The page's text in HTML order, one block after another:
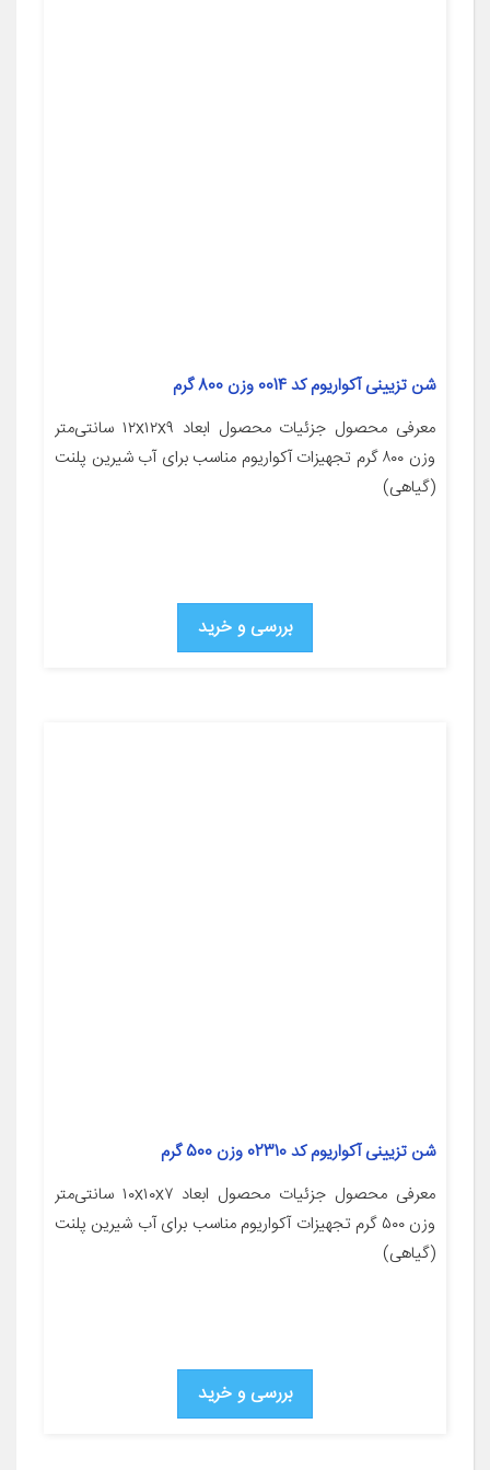
شن تزیینی آکواریوم کد 0014 وزن 800 گرم
معرفی محصول جزئیات محصول ابعاد ۱۲x۱۲x۹ سانتی‌متر
وزن ۸۰۰ گرم تجهیزات آکواریوم مناسب برای آب شیرین پلنت
(گیاهی)
بررسی و خرید
شن تزیینی آکواریوم کد 02310 وزن 500 گرم
معرفی محصول جزئیات محصول ابعاد ۱۰x۱۰x۷ سانتی‌متر
وزن ۵۰۰ گرم تجهیزات آکواریوم مناسب برای آب شیرین پلنت
(گیاهی)
بررسی و خرید